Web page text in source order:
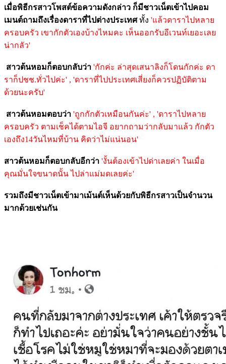
เมื่อพิธีกรสาวโพสต์ข้อความดังกล่าว ก็มีชาวเน็ตเข้าไปคอม
เมนต์ถามถึงเรื่องดาราที่ไปต่างประเทศทั้ง 'แล้วดาราไปหลาย
ครอบครัว เขากักตัวเองบ้างไหมคะ เห็นออกรับอีเวนท์​เยอะเลย
น่ากลัว'
สาวต้นหอมก็ตอบกลับว่า 'กักค่ะ ล่าสุดเสนาลิงก็โดนกักค่ะ ดา
ราก็ปชช.ทั่วไปค่ะ' , 'ดาราที่ไปประเทศเสี่ยงก็ควรปฏิบัติตาม
ด้วยนะครับ'
สาวต้นหอมตอบว่า 'ถูกกักตัวเหมือนกันค่ะ' , 'ดาราไปหลาย
ครอบครัว ตามเช็คได้ตามไอจี อยากถามว่ากลับมาแล้ว กักตัว
เองถึง14วันไหมที่บ้าน คิดว่าไม่แน่นอน'
สาวต้นหอมก็ตอบกลับอีกว่า 'งั้นต้องเข้าไปด่าเลยค่า ในเมื่อ
คุณมั่นใจขนาดนั้น ไปล่าแม่มดเลยค่ะ'
รวมถึงมีชาวเน็ตเข้ามาเม้นต์เห็นด้วยกับพิธีกรสาวเป็นจำนวน
มากด้วยเช่นกัน